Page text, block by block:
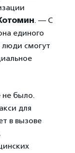
. — С
единого
смогут
не было.
для
в вызове